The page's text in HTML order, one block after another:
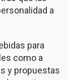
a
para
como a
y propuestas